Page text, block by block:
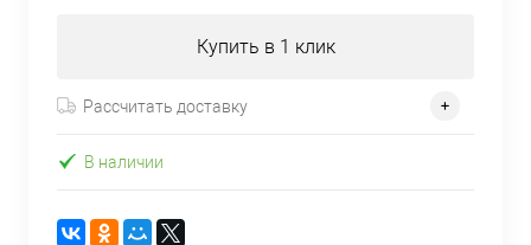
Купить в 1 клик
Рассчитать доставку
В наличии